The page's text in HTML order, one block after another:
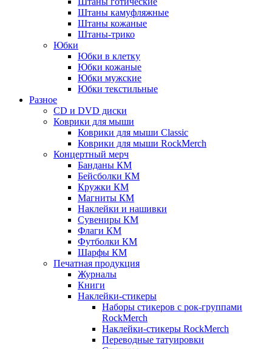
Штаны камуфляжные
Штаны кожаные
Штаны-трико
Юбки
Юбки в клетку
Юбки кожаные
Юбки мужские
Юбки текстильные
Разное
CD и DVD диски
Коврики для мыши
Коврики для мыши Classic
Коврики для мыши RockMerch
Концертный мерч
Банданы КМ
Бейсболки КМ
Кружки КМ
Магниты КМ
Наклейки и нашивки
Сувениры КМ
Флаги КМ
Футболки КМ
Шарфы КМ
Печатная продукция
Журналы
Книги
Наклейки-стикеры
Наборы стикеров с рок-группами
RockMerch
Наклейки-стикеры RockMerch
Переводные татуировки